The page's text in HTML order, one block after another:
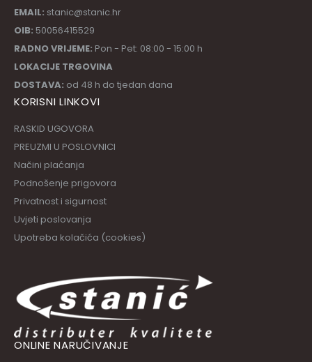
EMAIL: stanic@stanic.hr
OIB: 50056415529
RADNO VRIJEME: Pon - Pet: 08:00 - 15:00 h
LOKACIJE TRGOVINA
DOSTAVA: od 48 h do tjedan dana
KORISNI LINKOVI
RASKID UGOVORA
PREUZMI U POSLOVNICI
Načini plaćanja
Podnošenje prigovora
Privatnost i sigurnost
Uvjeti poslovanja
Upotreba kolačića (cookies)
ONLINE NARUČIVANJE